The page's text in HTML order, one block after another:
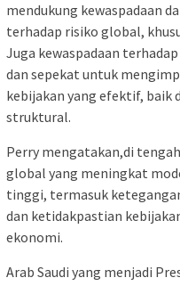
mendukung kewaspadaan
terhadap risiko global,
Juga kewaspadaan
dan sepekat untuk
kebijakan yang efektif, baik
struktural.
Perry mengatakan,di
global yang meningkat
tinggi, termasuk
dan ketidakpastian
ekonomi.
Arab Saudi yang menjadi